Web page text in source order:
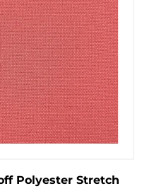
Polyester Stretch